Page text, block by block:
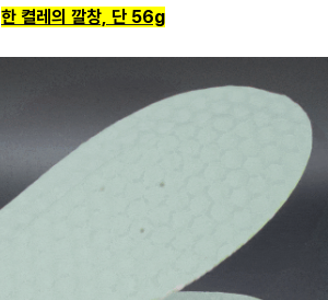
한 켤레의 깔창, 단 56g